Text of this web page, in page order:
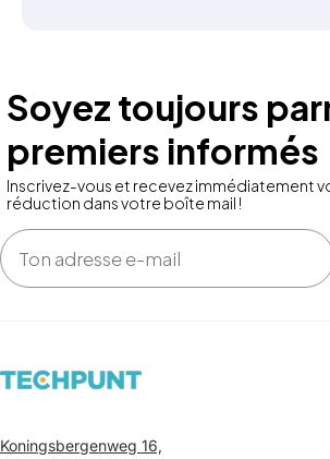
Soyez toujours
premiers informés
Inscrivez-vous et recevez immédiatement
réduction dans votre boîte mail !
Email
Koningsbergenweg 16,